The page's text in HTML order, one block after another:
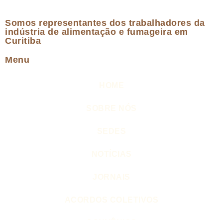
Somos representantes dos trabalhadores da
indústria de alimentação e fumageira em
Curitiba
Menu